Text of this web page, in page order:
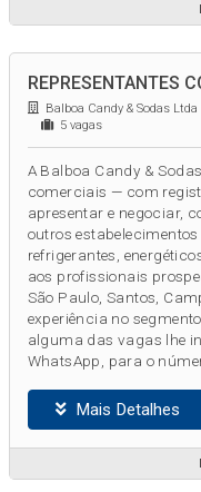
REPRESENTANTES
Balboa Candy & Sodas
5 vagas
A Balboa Candy &
comerciais — com
apresentar e negociar,
outros
refrigerantes,
aos profissionais
São Paulo, Santos,
experiência no
alguma das vagas lhe
WhatsApp, para o
Mais Detalhes